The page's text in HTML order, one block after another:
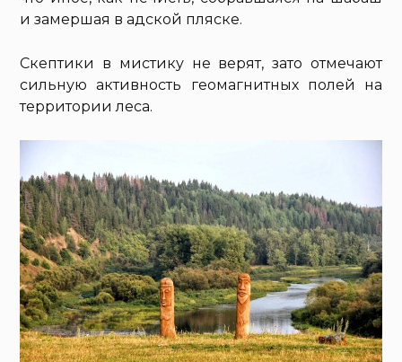
и замершая в адской пляске.
Скептики в мистику не верят, зато отмечают
сильную активность геомагнитных полей на
территории леса.